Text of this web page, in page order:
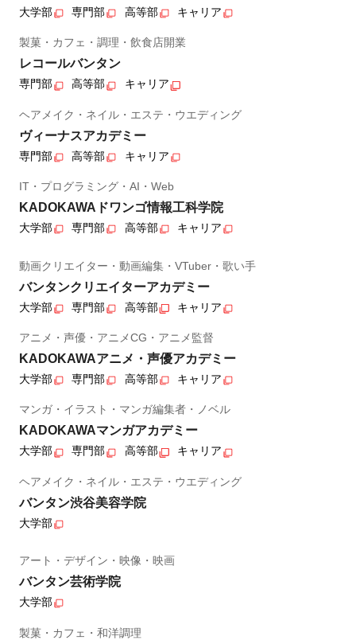
大学部 専門部 高等部 キャリア
製菓・カフェ・調理・飲食店開業
レコールバンタン
専門部 高等部 キャリア
ヘアメイク・ネイル・エステ・ウエディング
ヴィーナスアカデミー
専門部 高等部 キャリア
IT・プログラミング・AI・Web
KADOKAWAドワンゴ情報工科学院
大学部 専門部 高等部 キャリア
動画クリエイター・動画編集・VTuber・歌い手
バンタンクリエイターアカデミー
大学部 専門部 高等部 キャリア
アニメ・声優・アニメCG・アニメ監督
KADOKAWAアニメ・声優アカデミー
大学部 専門部 高等部 キャリア
マンガ・イラスト・マンガ編集者・ノベル
KADOKAWAマンガアカデミー
大学部 専門部 高等部 キャリア
ヘアメイク・ネイル・エステ・ウエディング
バンタン渋谷美容学院
大学部
アート・デザイン・映像・映画
バンタン芸術学院
大学部
製菓・カフェ・和洋調理